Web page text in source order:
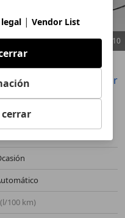
10
Guardar Compartir
100 km)
| Vendor List
cerrar